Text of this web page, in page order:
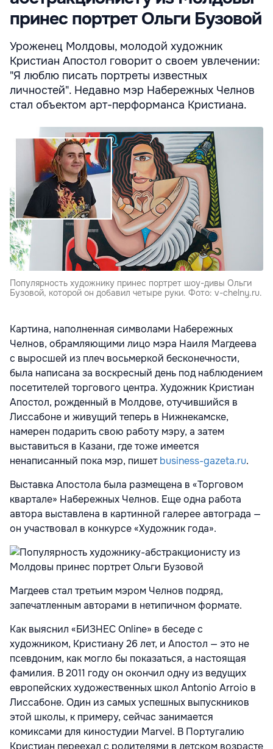
принес портрет Ольги Бузовой
Уроженец Молдовы, молодой художник
Кристиан Апостол говорит о своем увлечении:
"Я люблю писать портреты известных
личностей". Недавно мэр Набережных Челнов
стал объектом арт-перформанса Кристиана.
Популярность художнику принес портрет шоу-дивы Ольги
Бузовой, которой он добавил четыре руки. Фото: v-chelny.ru.
Картина, наполненная символами Набережных
Челнов, обрамляющими лицо мэра Наиля Магдеева
с выросшей из плеч восьмеркой бесконечности,
была написана за воскресный день под наблюдением
посетителей торгового центра. Художник Кристиан
Апостол, рожденный в Молдове, отучившийся в
Лиссабоне и живущий теперь в Нижнекамске,
намерен подарить свою работу мэру, а затем
выставиться в Казани, где тоже имеется
ненаписанный пока мэр, пишетbusiness-gazeta.ru.
Выставка Апостола была размещена в «Торговом
квартале» Набережных Челнов. Еще одна работа
автора выставлена в картинной галерее автограда —
он участвовал в конкурсе «Художник года».
Магдеев стал третьим мэром Челнов подряд,
запечатленным авторами в нетипичном формате.
Как выяснил «БИЗНЕС Online» в беседе с
художником, Кристиану 26 лет, и Апостол — это не
псевдоним, как могло бы показаться, а настоящая
фамилия. В 2011 году он окончил одну из ведущих
европейских художественных школ Antonio Arroio в
Лиссабоне. Один из самых успешных выпускников
этой школы, к примеру, сейчас занимается
комиксами для киностудии Marvel. В Португалию
Кристиан переехал с родителями в детском возрасте